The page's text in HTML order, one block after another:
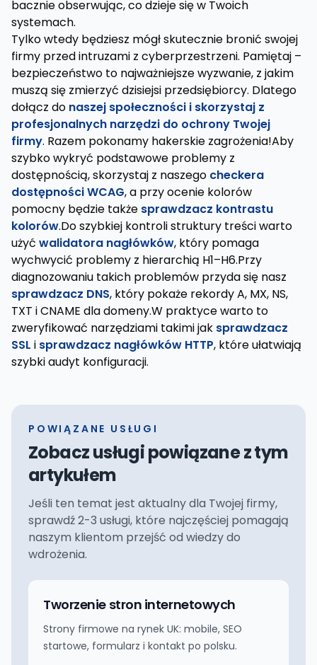
bacznie obserwując, co dzieje się w Twoich
systemach.
Tylko wtedy będziesz mógł skutecznie bronić swojej
firmy przed intruzami z cyberprzestrzeni. Pamiętaj –
bezpieczeństwo to najważniejsze wyzwanie, z jakim
muszą się zmierzyć dzisiejsi przedsiębiorcy. Dlatego
dołącz do naszej społeczności i skorzystaj z
profesjonalnych narzędzi do ochrony Twojej
firmy. Razem pokonamy hakerskie zagrożenia!Aby
szybko wykryć podstawowe problemy z
dostępnością, skorzystaj z naszego checkera
dostępności WCAG, a przy ocenie kolorów
pomocny będzie także sprawdzacz kontrastu
kolorów.Do szybkiej kontroli struktury treści warto
użyć walidatora nagłówków, który pomaga
wychwycić problemy z hierarchią H1–H6.Przy
diagnozowaniu takich problemów przyda się nasz
sprawdzacz DNS, który pokaże rekordy A, MX, NS,
TXT i CNAME dla domeny.W praktyce warto to
zweryfikować narzędziami takimi jak sprawdzacz
SSL i sprawdzacz nagłówków HTTP, które ułatwiają
szybki audyt konfiguracji.
POWIĄZANE USŁUGI
Zobacz usługi powiązane z tym
artykułem
Jeśli ten temat jest aktualny dla Twojej firmy,
sprawdź 2-3 usługi, które najczęściej pomagają
naszym klientom przejść od wiedzy do
wdrożenia.
Tworzenie stron internetowych
Strony firmowe na rynek UK: mobile, SEO
startowe, formularz i kontakt po polsku.